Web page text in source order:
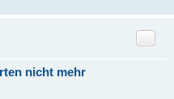
nicht mehr
Zitat